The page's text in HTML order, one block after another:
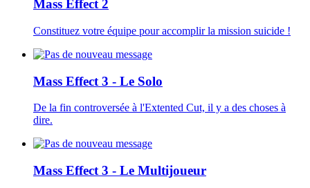
Mass Effect 2
Constituez votre équipe pour accomplir la mission suicide !
Mass Effect 3 - Le Solo
De la fin controversée à l'Extented Cut, il y a des choses à
dire.
Mass Effect 3 - Le Multijoueur